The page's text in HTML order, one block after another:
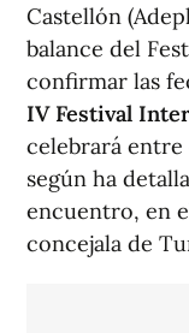
Castellón
balance del
confirmar las
IV Festival
celebrará entre
según ha
encuentro, en
concejala de